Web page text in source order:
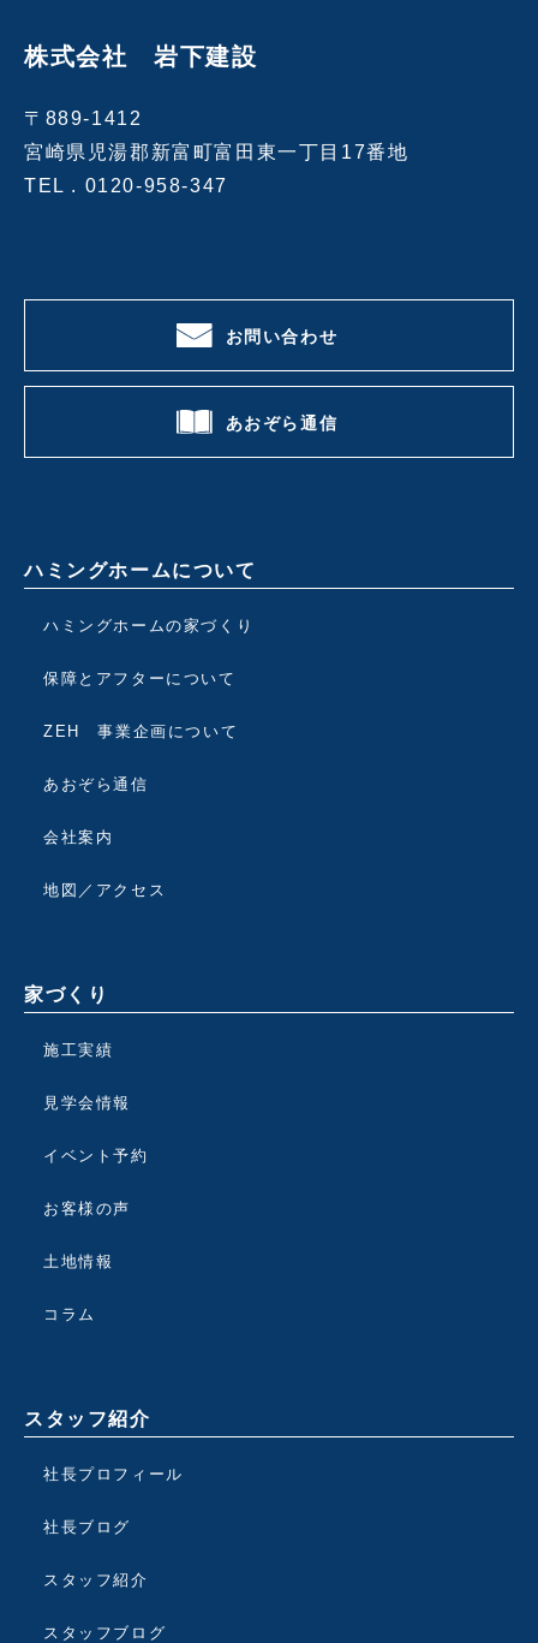
株式会社 岩下建設
〒889-1412
宮崎県児湯郡新富町富田東一丁目17番地
TEL . 0120-958-347
お問い合わせ
あおぞら通信
ハミングホームについて
ハミングホームの家づくり
保障とアフターについて
ZEH 事業企画について
あおぞら通信
会社案内
地図／アクセス
家づくり
施工実績
見学会情報
イベント予約
お客様の声
土地情報
コラム
スタッフ紹介
社長プロフィール
社長ブログ
スタッフ紹介
スタッフブログ